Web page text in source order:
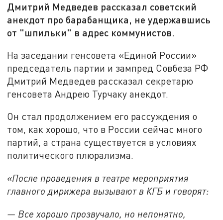
Дмитрий Медведев рассказал советский
анекдот про барабанщика, не удержавшись
от "шпильки" в адрес коммунистов.
На заседании генсовета «Единой России»
председатель партии и зампред Совбеза РФ
Дмитрий Медведев рассказал секретарю
генсовета Андрею Турчаку анекдот.
Он стал продолжением его рассуждения о
том, как хорошо, что в России сейчас много
партий, а страна существуется в условиях
политического плюрализма.
«После проведения в театре мероприятия
главного дирижера вызывают в КГБ и говорят:
— Все хорошо прозвучало, но непонятно,